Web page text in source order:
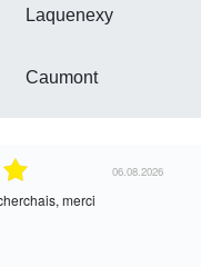
Laquenexy
Caumont
04.08.2026